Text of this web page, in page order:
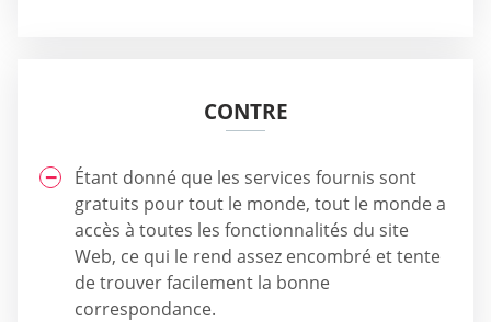
CONTRE
Étant donné que les services fournis sont
gratuits pour tout le monde, tout le monde a
accès à toutes les fonctionnalités du site
Web, ce qui le rend assez encombré et tente
de trouver facilement la bonne
correspondance.